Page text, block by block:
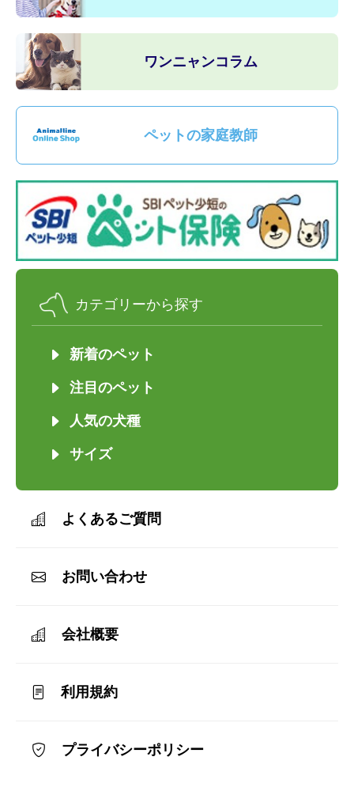
ワンニャンコラム
ペットの家庭教師
カテゴリーから探す
新着のペット
注目のペット
人気の犬種
サイズ
よくあるご質問
お問い合わせ
会社概要
利用規約
プライバシーポリシー